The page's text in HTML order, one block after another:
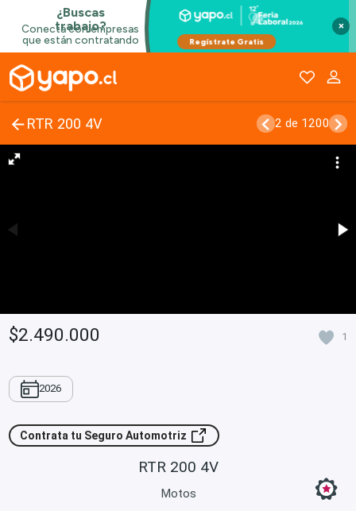
×
RTR 200 4V 2 de 1200
$2.490.000 1
2026
Contrata tu Seguro Automotriz
RTR 200 4V
Motos